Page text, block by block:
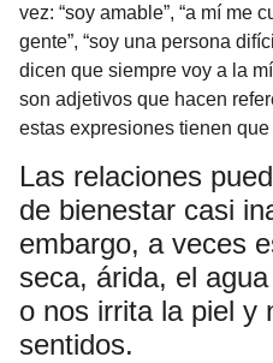
vez: “soy amable”, “a mí me
gente”, “soy una persona
dicen que siempre voy a la
son adjetivos que hacen
estas expresiones tienen
Las relaciones
de bienestar casi
embargo, a veces
seca, árida, el
o nos irrita la piel y
sentidos.